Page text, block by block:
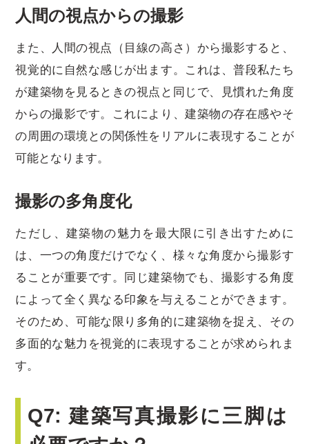
人間の視点からの撮影
また、人間の視点（目線の高さ）から撮影すると、
視覚的に自然な感じが出ます。これは、普段私たち
が建築物を見るときの視点と同じで、見慣れた角度
からの撮影です。これにより、建築物の存在感やそ
の周囲の環境との関係性をリアルに表現することが
可能となります。
撮影の多角度化
ただし、建築物の魅力を最大限に引き出すために
は、一つの角度だけでなく、様々な角度から撮影す
ることが重要です。同じ建築物でも、撮影する角度
によって全く異なる印象を与えることができます。
そのため、可能な限り多角的に建築物を捉え、その
多面的な魅力を視覚的に表現することが求められま
す。
Q7: 建築写真撮影に三脚は